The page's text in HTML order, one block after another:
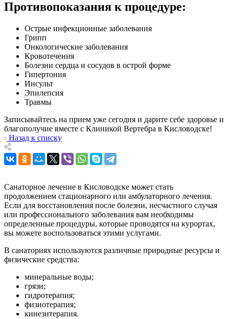
Противопоказания к процедуре:
Острые инфекционные заболевания
Грипп
Онкологические заболевания
Кровотечения
Болезни сердца и сосудов в острой форме
Гипертония
Инсульт
Эпилепсия
Травмы
Записывайтесь на прием уже сегодня и дарите себе здоровье и
благополучие вместе с Клиникой Вертебра в Кисловодске!
Назад к списку
Санаторное лечение в Кисловодске может стать
продолжением стационарного или амбулаторного лечения.
Если для восстановления после болезни, несчастного случая
или профессионального заболевания вам необходимы
определенные процедуры, которые проводятся на курортах,
вы можете воспользоваться этими услугами.
В санаториях используются различные природные ресурсы и
физические средства:
минеральные воды;
грязи;
гидротерапия;
физиотерапия;
кинезитерапия.